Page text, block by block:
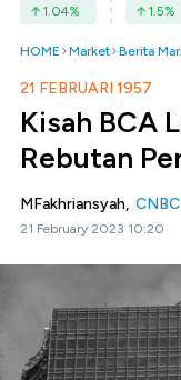
1.04% 1.5%
HOME Market Berita
21 FEBRUARI 1957
Kisah BCA
Rebutan
MFakhriansyah,
21 February 2023 10:20